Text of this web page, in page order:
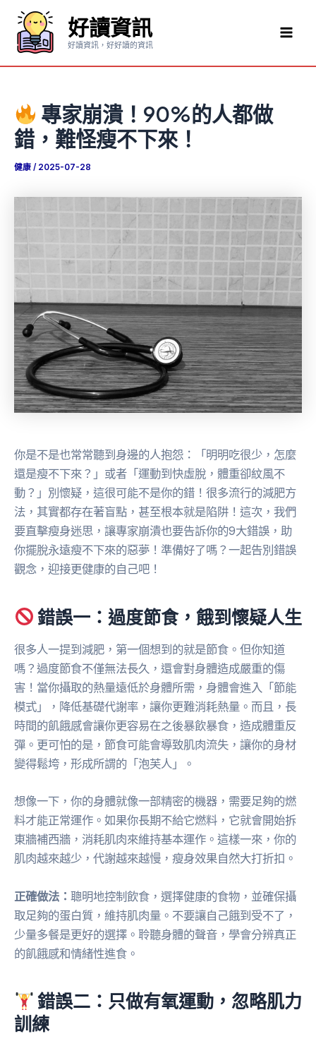
要
好讀資訊
好讀資訊，好好讀的資訊
專家崩潰！90%的人都做
錯，難怪瘦不下來！
健康 / 2025-07-28
你是不是也常常聽到身邊的人抱怨：「明明吃很少，怎麼
還是瘦不下來？」或者「運動到快虛脫，體重卻紋風不
動？」別懷疑，這很可能不是你的錯！很多流行的減肥方
法，其實都存在著盲點，甚至根本就是陷阱！這次，我們
要直擊瘦身迷思，讓專家崩潰也要告訴你的9大錯誤，助
你擺脫永遠瘦不下來的惡夢！準備好了嗎？一起告別錯誤
觀念，迎接更健康的自己吧！
錯誤一：過度節食，餓到懷疑人生
很多人一提到減肥，第一個想到的就是節食。但你知道
嗎？過度節食不僅無法長久，還會對身體造成嚴重的傷
害！當你攝取的熱量遠低於身體所需，身體會進入「節能
模式」，降低基礎代謝率，讓你更難消耗熱量。而且，長
時間的飢餓感會讓你更容易在之後暴飲暴食，造成體重反
彈。更可怕的是，節食可能會導致肌肉流失，讓你的身材
變得鬆垮，形成所謂的「泡芙人」。
想像一下，你的身體就像一部精密的機器，需要足夠的燃
料才能正常運作。如果你長期不給它燃料，它就會開始拆
東牆補西牆，消耗肌肉來維持基本運作。這樣一來，你的
肌肉越來越少，代謝越來越慢，瘦身效果自然大打折扣。
正確做法： 聰明地控制飲食，選擇健康的食物，並確保攝
取足夠的蛋白質，維持肌肉量。不要讓自己餓到受不了，
少量多餐是更好的選擇。聆聽身體的聲音，學會分辨真正
的飢餓感和情緒性進食。
錯誤二：只做有氧運動，忽略肌力
訓練